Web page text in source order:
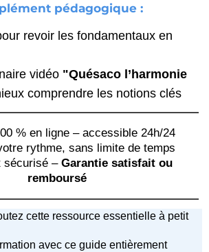
pédagogique :
revoir les fondamentaux en
vidéo "Quésaco l’harmonie
comprendre les notions clés
% en ligne – accessible 24h/24
rythme, sans limite de temps
sécurisé – Garantie satisfait ou
remboursé
cette ressource essentielle à petit
avec ce guide entièrement